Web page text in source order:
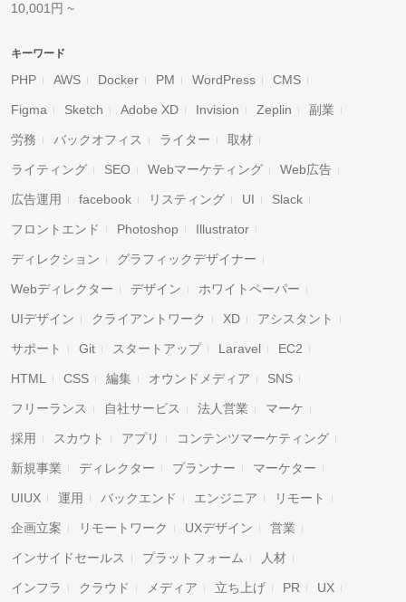
10,001円 ~
キーワード
PHP AWS Docker PM WordPress CMS
Figma Sketch Adobe XD Invision Zeplin 副業
労務 バックオフィス ライター 取材
ライティング SEO Webマーケティング Web広告
広告運用 facebook リスティング UI Slack
フロントエンド Photoshop Illustrator
ディレクション グラフィックデザイナー
Webディレクター デザイン ホワイトペーパー
UIデザイン クライアントワーク XD アシスタント
サポート Git スタートアップ Laravel EC2
HTML CSS 編集 オウンドメディア SNS
フリーランス 自社サービス 法人営業 マーケ
採用 スカウト アプリ コンテンツマーケティング
新規事業 ディレクター プランナー マーケター
UIUX 運用 バックエンド エンジニア リモート
企画立案 リモートワーク UXデザイン 営業
インサイドセールス プラットフォーム 人材
インフラ クラウド メディア 立ち上げ PR UX